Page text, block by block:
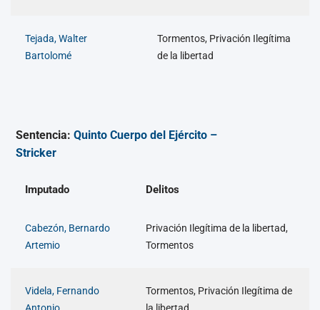
Tejada, Walter
Bartolomé
Tormentos, Privación Ilegítima
de la libertad
Sentencia: Quinto Cuerpo del Ejército –
Stricker
Imputado Delitos
Cabezón, Bernardo
Artemio
Privación Ilegítima de la libertad,
Tormentos
Videla, Fernando
Tormentos, Privación Ilegítima de